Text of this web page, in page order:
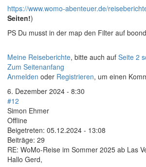
https://www.womo-abenteuer.de/
Seiten!)
PS Du musst in der map den Filter auf
Meine Reiseberichte, bitte auch auf Seite 2
Zum Seitenanfang
Anmelden oder Registrieren, um einen
6. Dezember 2024 - 8:30
#12
Simon Ehmer
Offline
Beigetreten: 05.12.2024 - 13:08
Beiträge: 29
RE: WoMo-Reise im Sommer 2025 ab Las
Hallo Gerd,